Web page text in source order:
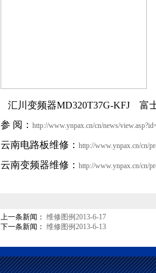
汇川变频器MD320T37G-KFJ 富
参 阅： http://www.ynpax.cn/cn/news/
云南电路板维修： http://www.ynpax.cn/cn/
云南变频器维修： http://www.ynpax.cn/cn/
上一条新闻： 维修图例2013-6-17
下一条新闻： 维修图例2013-6-13